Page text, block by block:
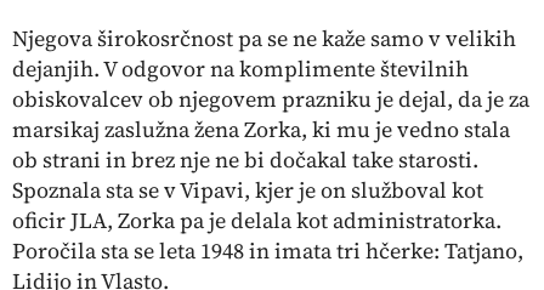
Njegova širokosrčnost pa se ne kaže samo v velikih
dejanjih. V odgovor na komplimente številnih
obiskovalcev ob njegovem prazniku je dejal, da je za
marsikaj zaslužna žena Zorka, ki mu je vedno stala
ob strani in brez nje ne bi dočakal take starosti.
Spoznala sta se v Vipavi, kjer je on služboval kot
oficir JLA, Zorka pa je delala kot administratorka.
Poročila sta se leta 1948 in imata tri hčerke: Tatjano,
Lidijo in Vlasto.